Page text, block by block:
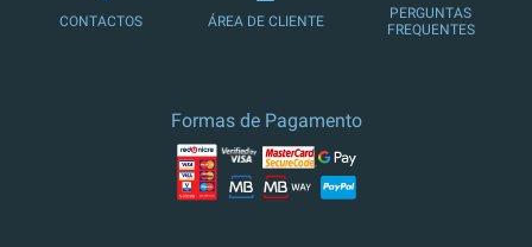
CONTACTOS ÁREA DE CLIENTE
PERGUNTAS
FREQUENTES
Formas de Pagamento